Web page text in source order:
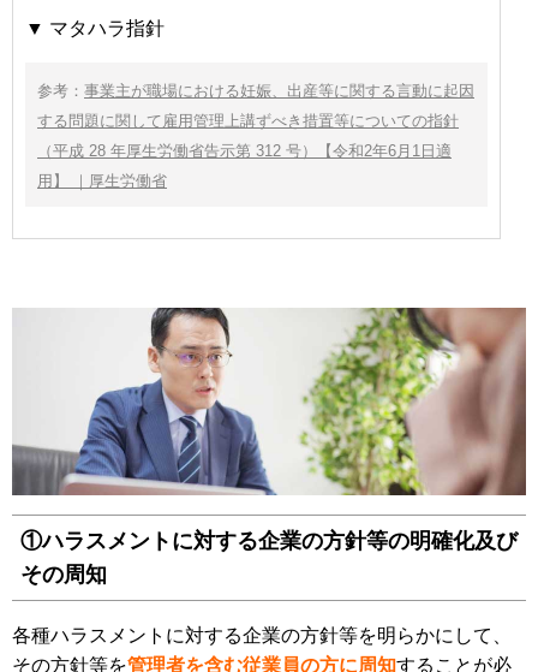
▼ マタハラ指針
参考： 事業主が職場における妊娠、出産等に関する言動に起因
する問題に関して雇用管理上講ずべき措置等についての指針
（平成 28 年厚生労働省告示第 312 号）【令和2年6月1日適
用】 ｜厚生労働省
①ハラスメントに対する企業の方針等の明確化及び
その周知
各種ハラスメントに対する企業の方針等を明らかにして、
その方針等を管理者を含む従業員の方に周知することが必